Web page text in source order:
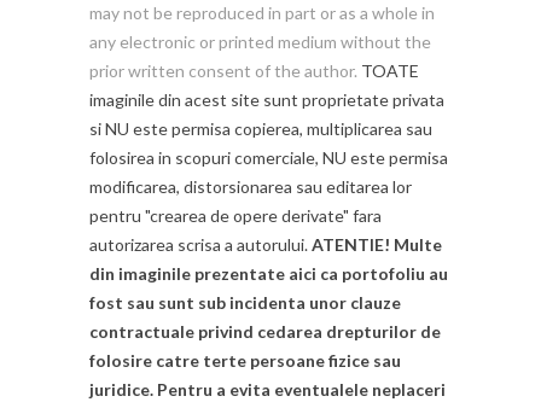
may not be reproduced in part or as a whole in
any electronic or printed medium without the
prior written consent of the author. TOATE
imaginile din acest site sunt proprietate privata
si NU este permisa copierea, multiplicarea sau
folosirea in scopuri comerciale, NU este permisa
modificarea, distorsionarea sau editarea lor
pentru "crearea de opere derivate" fara
autorizarea scrisa a autorului.ATENTIE! Multe
din imaginile prezentate aici ca portofoliu au
fost sau sunt sub incidenta unor clauze
contractuale privind cedarea drepturilor de
folosire catre terte persoane fizice sau
juridice. Pentru a evita eventualele neplaceri